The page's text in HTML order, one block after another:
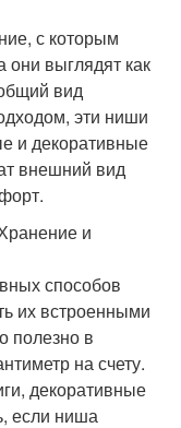
с которым
они выглядят как
вид
эти ниши
и декоративные
внешний вид
и
способов
их встроенными
полезно в
на счету.
декоративные
если ниша